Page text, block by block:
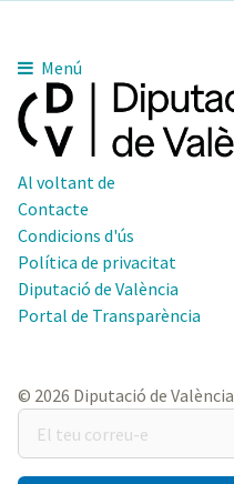
Menú
Al voltant de
Contacte
Condicions d'ús
Política de privacitat
Diputació de València
Portal de Transparència
© 2026 Diputació de València
teu
correu-